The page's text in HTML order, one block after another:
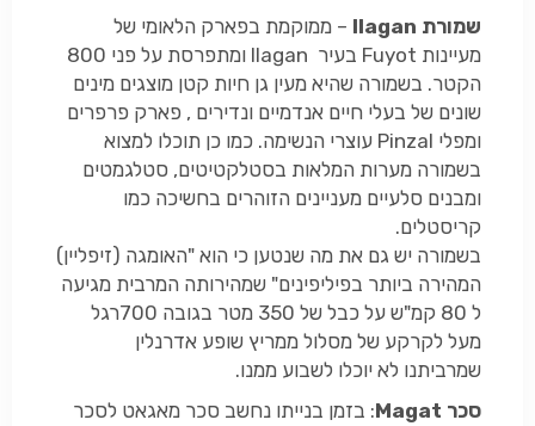
שמורת Ilagan
– ממוקמת בפארק הלאומי של
מעיינות Fuyot בעיר Ilagan ומתפרסת על פני 800
הקטר. בשמורה שהיא מעין גן חיות קטן מוצגים מינים
שונים של בעלי חיים אנדמיים ונדירים , פארק פרפרים
ומפלי Pinzal עוצרי הנשימה. כמו כן תוכלו למצוא
בשמורה מערות המלאות בסטלקטיטים, סטלגמטים
ומבנים סלעיים מעניינים הזוהרים בחשיכה כמו
קריסטלים.
בשמורה יש גם את מה שנטען כי הוא "האומגה (זיפליין)
המהירה ביותר בפיליפינים" שמהירותה המרבית מגיעה
ל 80 קמ"ש על כבל של 350 מטר בגובה 700רגל
מעל לקרקע של מסלול ממריץ שופע אדרנלין
שמרביתנו לא יוכלו לשבוע ממנו.
סכר Magat
: בזמן בנייתו נחשב סכר מאגאט לסכר